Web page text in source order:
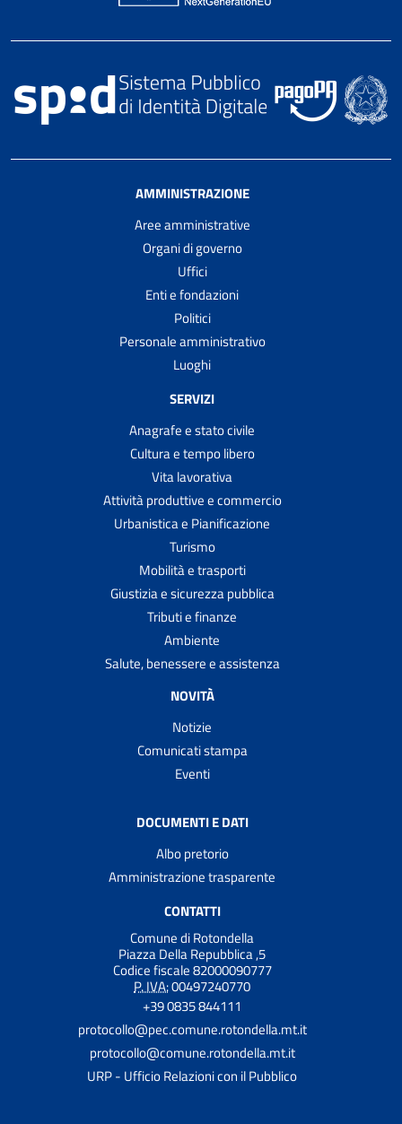
AMMINISTRAZIONE
Aree amministrative
Organi di governo
Uffici
Enti e fondazioni
Politici
Personale amministrativo
Luoghi
SERVIZI
Anagrafe e stato civile
Cultura e tempo libero
Vita lavorativa
Attività produttive e commercio
Urbanistica e Pianificazione
Turismo
Mobilità e trasporti
Giustizia e sicurezza pubblica
Tributi e finanze
Ambiente
Salute, benessere e assistenza
NOVITÀ
Notizie
Comunicati stampa
Eventi
DOCUMENTI E DATI
Albo pretorio
Amministrazione trasparente
CONTATTI
Comune di Rotondella
Piazza Della Repubblica ,5
Codice fiscale 82000090777
P. IVA:00497240770
+39 0835 844111
protocollo@pec.comune.rotondella.mt.it
protocollo@comune.rotondella.mt.it
URP - Ufficio Relazioni con il Pubblico